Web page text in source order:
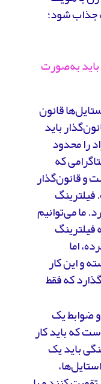
شود؛
باید به‌صورت
قانون
باید
را محدود
که
و قانون‌گذار
ما می‌توانیم
فیلترینگ
اما
و این کار
که فقط
ضوابط یک
که باید کار
باید یک